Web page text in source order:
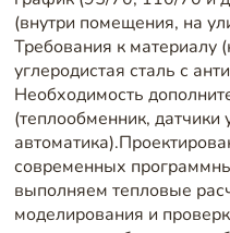
(внутри помещения, на
Требования к материалу
углеродистая сталь с
Необходимость
(теплообменник, датчики
современных
выполняем тепловые
моделирования и